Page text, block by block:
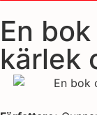
En
kärlek